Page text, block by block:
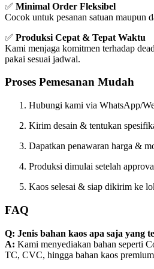
✅ Minimal Order Fleksibel
Cocok untuk pesanan satuan maupun
✅ Produksi Cepat & Tepat Waktu
Kami menjaga komitmen terhadap
pakai sesuai jadwal.
Proses Pemesanan Mudah
Hubungi kami via WhatsApp/
Kirim desain & tentukan
Dapatkan penawaran harga &
Produksi dimulai setelah
Kaos selesai & siap dikirim ke
FAQ
Q: Jenis bahan kaos apa saja yang
A: Kami menyediakan bahan seperti
TC, CVC, hingga bahan kaos